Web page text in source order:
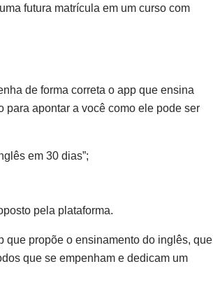
futura matrícula em um curso com
de forma correta o app que ensina
para apontar a você como ele pode ser
em 30 dias”;
pela plataforma.
que propõe o ensinamento do inglês, que
que se empenham e dedicam um